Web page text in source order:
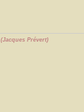
(Jacques Prévert)